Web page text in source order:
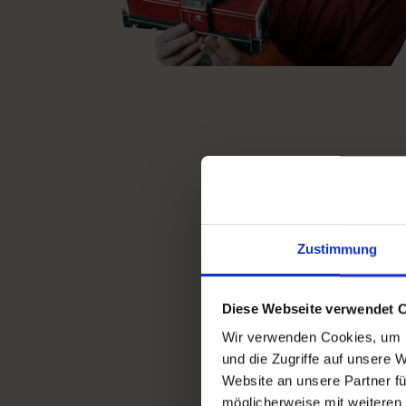
Zustimmung
Diese Webseite verwendet
Wir verwenden Cookies,
und die Zugriffe auf unsere
Website an unsere Partner
möglicherweise mit